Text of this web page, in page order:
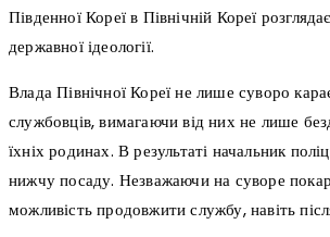
Південної Кореї в Північній Кореї
державної ідеології.
Влада Північної Кореї не лише суворо
службовців, вимагаючи від них не лише
їхніх родинах. В результаті начальник
нижчу посаду. Незважаючи на суворе
можливість продовжити службу, навіть